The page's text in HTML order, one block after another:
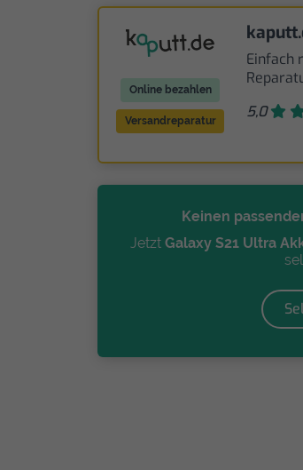
Online bezahlen
Versandreparatur
Einfach
5,0
Keinen
Jetzt Galaxy S21 Ultra